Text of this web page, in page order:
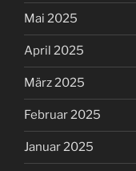
Mai 2025
April 2025
März 2025
Februar 2025
Januar 2025